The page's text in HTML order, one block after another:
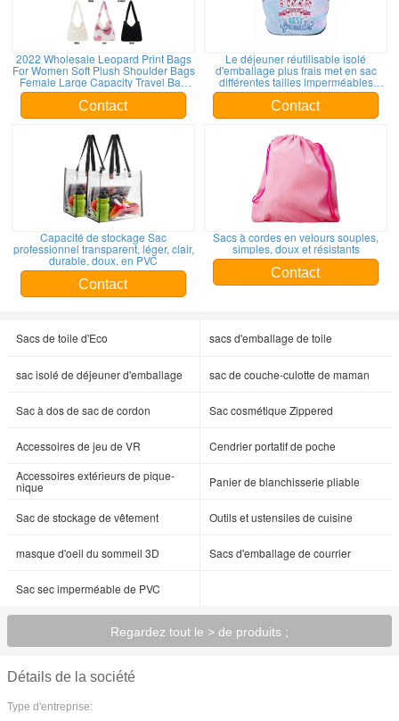
2022 Wholesale Leopard Print Bags
For Women Soft Plush Shoulder Bags
Female Large Capacity Travel Bag
Winter Warm Fluffy Totes
Contact
Le déjeuner réutilisable isolé
d'emballage plus frais met en sac
différentes tailles imperméables
imprimées par coutume
Contact
Capacité de stockage Sac
professionnel transparent, léger, clair,
durable, doux, en PVC
Contact
Sacs à cordes en velours souples,
simples, doux et résistants
Contact
Sacs de toile d'Eco sacs d'emballage de toile
sac isolé de déjeuner d'emballage sac de couche-culotte de maman
Sac à dos de sac de cordon Sac cosmétique Zippered
Accessoires de jeu de VR
Cendrier portatif de poche
Accessoires extérieurs de pique-
nique Panier de blanchisserie pliable
Sac de stockage de vêtement Outils et ustensiles de cuisine
masque d'oeil du sommeil 3D Sacs d'emballage de courrier
Sac sec imperméable de PVC
Regardez tout le > de produits ;
Détails de la société
Type d'entreprise: